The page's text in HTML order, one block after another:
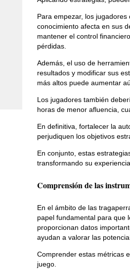
Para empezar, los
conocimiento afecta en sus
mantener el control
pérdidas.
Además, el uso de
resultados y modificar sus
más altos puede aumentar
Los jugadores también
horas de menor afluencia,
En definitiva, fortalecer la
perjudiquen los objetivos
En conjunto, estas
transformando su
Comprensión de las
En el ámbito de las
papel fundamental para que
proporcionan datos
ayudan a valorar las
Comprender estas métricas
juego.